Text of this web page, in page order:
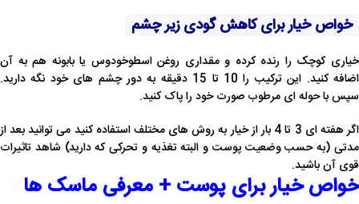
خواص خیار برای کاهش گودی زیر چشم
خیاری کوچک را رنده کرده و مقداری روغن اسطوخودوس یا بابونه هم به آن
اضافه کنید. این ترکیب را 10 تا 15 دقیقه به دور چشم های خود نگه دارید.
سپس با حوله ای مرطوب صورت خود را پاک کنید.
اگر هفته ای 3 تا 4 بار از خیار به روش های مختلف استفاده کنید می توانید بعد از
مدتی (به حسب وضعیت پوست و البته تغذیه و تحرکی که دارید) شاهد تاثیرات
قوی آن باشید.
خواص خیار برای پوست + معرفی ماسک ها